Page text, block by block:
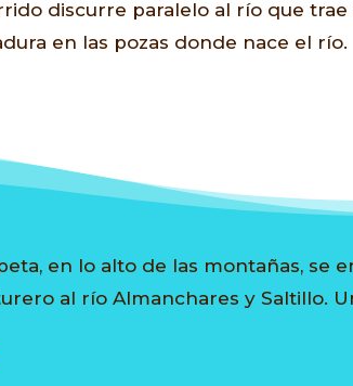
discurre paralelo al río que trae
en las pozas donde nace el río.
en lo alto de las montañas, se
al río Almanchares y Saltillo.